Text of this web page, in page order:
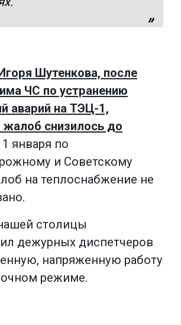
Шутенкова, после
ЧС по устранению
аварий на ТЭЦ-1,
жалоб снизилось до
1 января по
и Советскому
на теплоснабжение не
столицы
дежурных диспетчеров
напряженную работу
режиме.